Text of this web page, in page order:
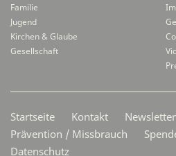
Familie
Jugend
Kirchen & Glaube
Gesellschaft
Startseite Kontakt Newsletter
Prävention / Missbrauch
Datenschutz